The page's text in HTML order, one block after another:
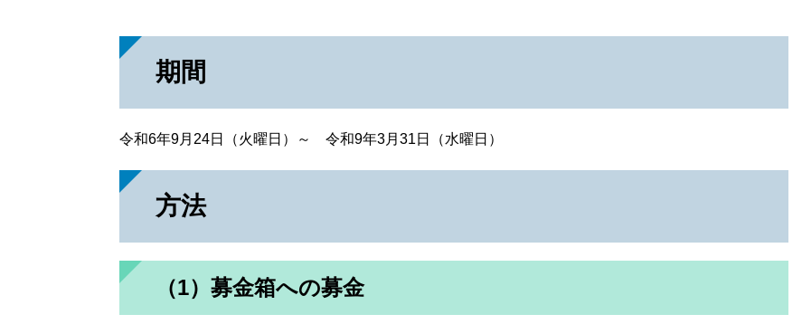
期間
令和6年9月24日（火曜日）～ 令和9年3月31日（水曜日）
方法
（1）募金箱への募金